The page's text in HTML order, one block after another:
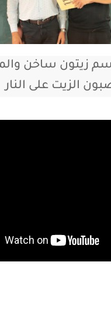
زيتون ساخن
الزيت على النار